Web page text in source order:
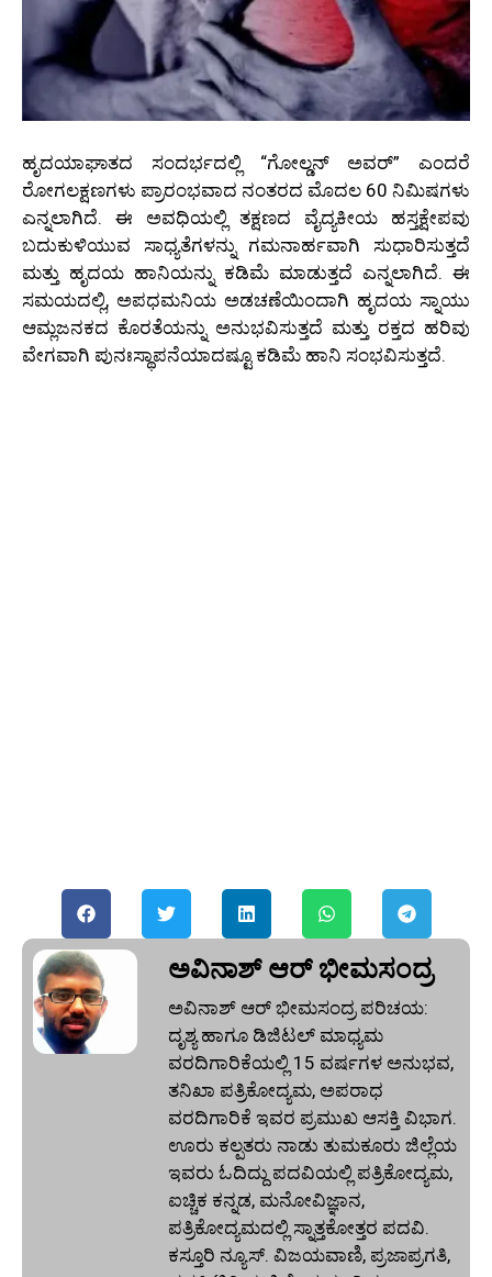
ಹೃದಯಾಘಾತದ ಸಂದರ್ಭದಲ್ಲಿ “ಗೋಲ್ಡನ್ ಅವರ್” ಎಂದರೆ
ರೋಗಲಕ್ಷಣಗಳು ಪ್ರಾರಂಭವಾದ ನಂತರದ ಮೊದಲ 60 ನಿಮಿಷಗಳು
ಎನ್ನಲಾಗಿದೆ. ಈ ಅವಧಿಯಲ್ಲಿ ತಕ್ಷಣದ ವೈದ್ಯಕೀಯ ಹಸ್ತಕ್ಷೇಪವು
ಬದುಕುಳಿಯುವ ಸಾಧ್ಯತೆಗಳನ್ನು ಗಮನಾರ್ಹವಾಗಿ ಸುಧಾರಿಸುತ್ತದೆ
ಮತ್ತು ಹೃದಯ ಹಾನಿಯನ್ನು ಕಡಿಮೆ ಮಾಡುತ್ತದೆ ಎನ್ನಲಾಗಿದೆ. ಈ
ಸಮಯದಲ್ಲಿ, ಅಪಧಮನಿಯ ಅಡಚಣೆಯಿಂದಾಗಿ ಹೃದಯ ಸ್ನಾಯು
ಆಮ್ಲಜನಕದ ಕೊರತೆಯನ್ನು ಅನುಭವಿಸುತ್ತದೆ ಮತ್ತು ರಕ್ತದ ಹರಿವು
ವೇಗವಾಗಿ ಪುನಃಸ್ಥಾಪನೆಯಾದಷ್ಟೂ ಕಡಿಮೆ ಹಾನಿ ಸಂಭವಿಸುತ್ತದೆ.
ಅವಿನಾಶ್‌ ಆರ್‌ ಭೀಮಸಂದ್ರ
ಅವಿನಾಶ್‌ ಆರ್‌ ಭೀಮಸಂದ್ರ ಪರಿಚಯ:
ದೃಶ್ಯ ಹಾಗೂ ಡಿಜಿಟಲ್ ಮಾಧ್ಯಮ
ವರದಿಗಾರಿಕೆಯಲ್ಲಿ 15 ವರ್ಷಗಳ ಅನುಭವ,
ತನಿಖಾ ಪತ್ರಿಕೋದ್ಯಮ, ಅಪರಾಧ
ವರದಿಗಾರಿಕೆ ಇವರ ಪ್ರಮುಖ ಆಸಕ್ತಿ ವಿಭಾಗ.
ಊರು ಕಲ್ಪತರು ನಾಡು ತುಮಕೂರು ಜಿಲ್ಲೆಯ
ಇವರು ಓದಿದ್ದು ಪದವಿಯಲ್ಲಿ ಪತ್ರಿಕೋದ್ಯಮ,
ಐಚ್ಚಿಕ ಕನ್ನಡ, ಮನೋವಿಜ್ಞಾನ,
ಪತ್ರಿಕೋದ್ಯಮದಲ್ಲಿ ಸ್ನಾತ್ತಕೋತ್ತರ ಪದವಿ.
ಕಸ್ತೂರಿ ನ್ಯೂಸ್‌. ವಿಜಯವಾಣಿ, ಪ್ರಜಾಪ್ರಗತಿ,